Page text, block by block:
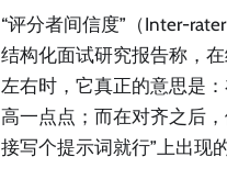
“评分者间信度”（Inter-
结构化面试研究报告称，
左右时，它真正的意思是
高一点点；而在对齐之后
接写个提示词就行”上出现